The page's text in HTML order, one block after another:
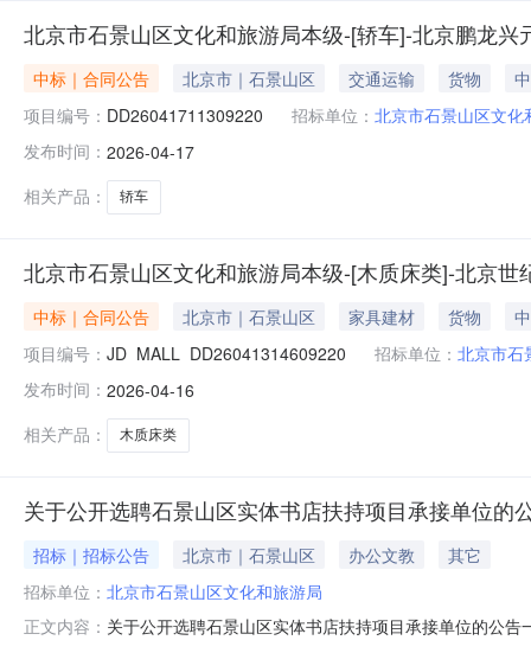
北京市石景山区文化和旅游局本级-[轿车]-北京鹏龙兴
中标｜合同公告 北京市｜石景山区 交通运输 货物
项目编号： DD26041711309220 招标单位： 北京市石景山区文化
发布时间： 2026-04-17
相关产品：
轿车
北京市石景山区文化和旅游局本级-[木质床类]-北京世
中标｜合同公告 北京市｜石景山区 家具建材 货物
项目编号： JD_MALL_DD26041314609220 招标单位： 北京市石
发布时间： 2026-04-16
相关产品：
木质床类
关于公开选聘石景山区实体书店扶持项目承接单位的
招标｜招标公告 北京市｜石景山区 办公文教
其它
招标单位： 北京市石景山区文化和旅游局
正文内容： 关于公开选聘石景山区实体书店扶持项目承接单位的公